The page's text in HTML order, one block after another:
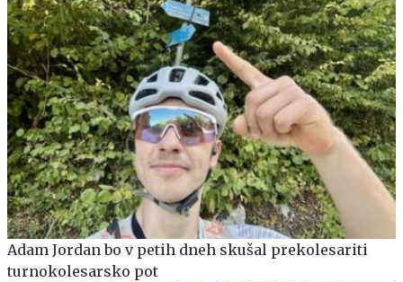
Adam Jordan bo v petih dneh skušal prekolesariti
turnokolesarsko pot